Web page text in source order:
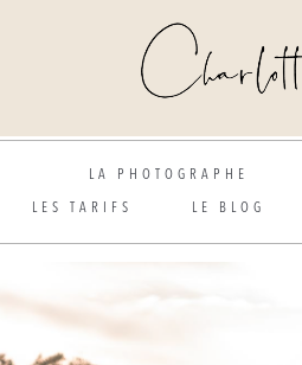
LA PHOTOGRAPHE
LES TARIFS LE BLOG